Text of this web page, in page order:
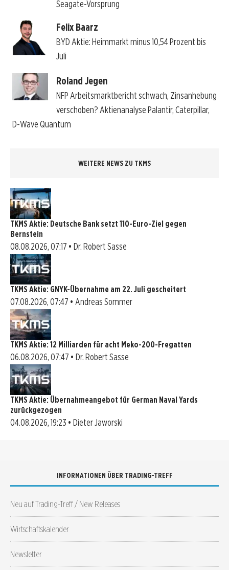
Seagate-Vorsprung
Felix Baarz
BYD Aktie: Heimmarkt minus 10,54 Prozent bis
Juli
Roland Jegen
NFP Arbeitsmarktbericht schwach, Zinsanhebung
verschoben? Aktienanalyse Palantir, Caterpillar,
D-Wave Quantum
WEITERE NEWS ZU TKMS
TKMS Aktie: Deutsche Bank setzt 110-Euro-Ziel gegen
Bernstein
08.08.2026, 07:17 • Dr. Robert Sasse
TKMS Aktie: GNYK-Übernahme am 22. Juli gescheitert
07.08.2026, 07:47 • Andreas Sommer
TKMS Aktie: 12 Milliarden für acht Meko-200-Fregatten
06.08.2026, 07:47 • Dr. Robert Sasse
TKMS Aktie: Übernahmeangebot für German Naval Yards
zurückgezogen
04.08.2026, 19:23 • Dieter Jaworski
INFORMATIONEN ÜBER TRADING-TREFF
Neu auf Trading-Treff / New Releases
Wirtschaftskalender
Newsletter